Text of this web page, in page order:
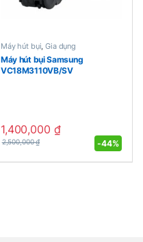
Máy hút bụi,Gia dụng
Máy hút bụi Samsung
VC18M3110VB/SV
1,400,000 ₫
2,500,000₫ -44%